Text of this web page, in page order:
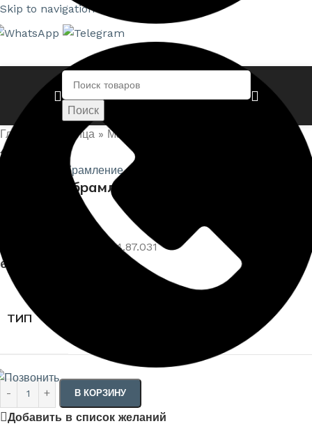
Skip to navigation
Поиск
Главная страница » Магазин
4.87.031
Нажмите, чтобы увеличить
Арочное обрамление — 4.87.031
EUPL-APIL-4.87.031
6 066,00
ТИП
В КОРЗИНУ
Добавить в список желаний